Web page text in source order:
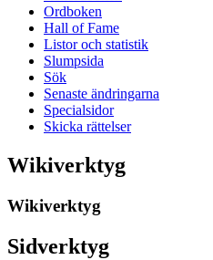
Ordboken
Hall of Fame
Listor och statistik
Slumpsida
Sök
Senaste ändringarna
Specialsidor
Skicka rättelser
Wikiverktyg
Wikiverktyg
Sidverktyg